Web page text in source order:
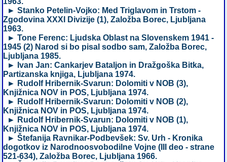
► Stanko Petelin-Vojko: Med Triglavom in Trstom -
Zgodovina XXXI Divizije (1), Založba Borec, Ljubljana
1963.
► Tone Ferenc: Ljudska Oblast na Slovenskem 1941 -
1945 (2) Narod si bo pisal sodbo sam, Založba Borec,
Ljubljana 1985.
► Ivan Jan: Cankarjev Bataljon in Dražgoška Bitka,
Partizanska knjiga, Ljubljana 1974.
► Rudolf Hribernik-Svarun: Dolomiti v NOB (3),
Knjižnica NOV in POS, Ljubljana 1974.
► Rudolf Hribernik-Svarun: Dolomiti v NOB (2),
Knjižnica NOV in POS, Ljubljana 1974.
► Rudolf Hribernik-Svarun: Dolomiti v NOB (1),
Knjižnica NOV in POS, Ljubljana 1974.
► Štefanija Ravnikar-Podbevšek: Sv. Urh - Kronika
dogotkov iz Narodnoosvobodilne Vojne (III deo - strane
521-634), Založba Borec, Ljubljana 1966.